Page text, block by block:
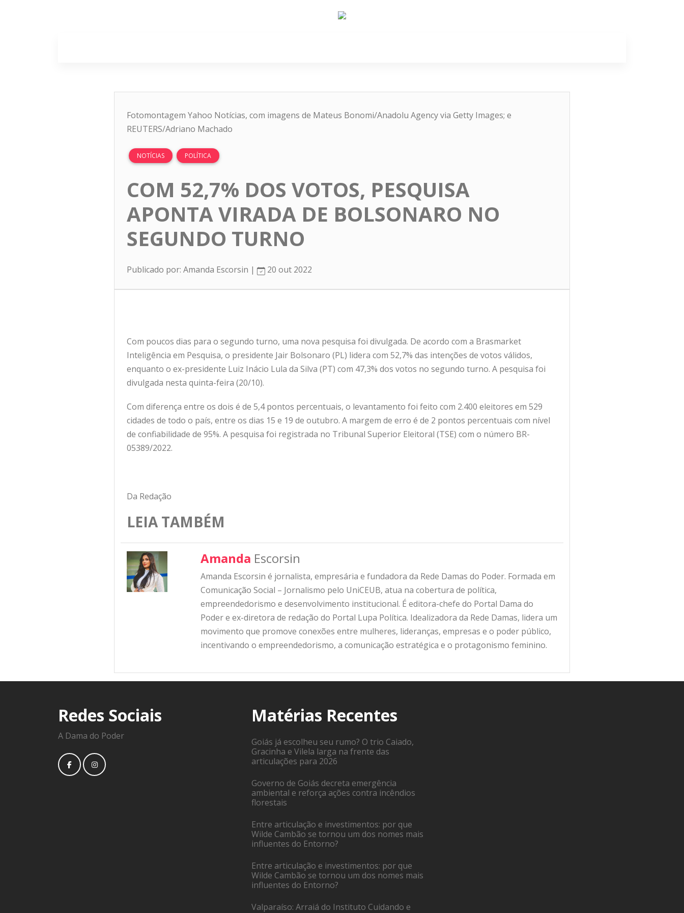
Fotomontagem Yahoo Notícias, com imagens de Mateus Bonomi/Anadolu Agency via Getty Images; e
REUTERS/Adriano Machado
NOTÍCIAS POLÍTICA
COM 52,7% DOS VOTOS, PESQUISA
APONTA VIRADA DE BOLSONARO NO
SEGUNDO TURNO
Publicado por: Amanda Escorsin | 20 out 2022
Com poucos dias para o segundo turno, uma nova pesquisa foi divulgada. De acordo com a Brasmarket
Inteligência em Pesquisa, o presidente Jair Bolsonaro (PL) lidera com 52,7% das intenções de votos válidos,
enquanto o ex-presidente Luiz Inácio Lula da Silva (PT) com 47,3% dos votos no segundo turno. A pesquisa foi
divulgada nesta quinta-feira (20/10).
Com diferença entre os dois é de 5,4 pontos percentuais, o levantamento foi feito com 2.400 eleitores em 529
cidades de todo o país, entre os dias 15 e 19 de outubro. A margem de erro é de 2 pontos percentuais com nível
de confiabilidade de 95%. A pesquisa foi registrada no Tribunal Superior Eleitoral (TSE) com o número BR-
05389/2022.
Da Redação
LEIA TAMBÉM
Amanda Escorsin
Amanda Escorsin é jornalista, empresária e fundadora da Rede Damas do Poder. Formada em
Comunicação Social – Jornalismo pelo UniCEUB, atua na cobertura de política,
empreendedorismo e desenvolvimento institucional. É editora-chefe do Portal Dama do
Poder e ex-diretora de redação do Portal Lupa Política. Idealizadora da Rede Damas, lidera um
movimento que promove conexões entre mulheres, lideranças, empresas e o poder público,
incentivando o empreendedorismo, a comunicação estratégica e o protagonismo feminino.
Redes Sociais
A Dama do Poder
Matérias Recentes
Goiás já escolheu seu rumo? O trio Caiado,
Gracinha e Vilela larga na frente das
articulações para 2026
Governo de Goiás decreta emergência
ambiental e reforça ações contra incêndios
florestais
Entre articulação e investimentos: por que
Wilde Cambão se tornou um dos nomes mais
influentes do Entorno?
Entre articulação e investimentos: por que
Wilde Cambão se tornou um dos nomes mais
influentes do Entorno?
Valparaíso: Arraiá do Instituto Cuidando e